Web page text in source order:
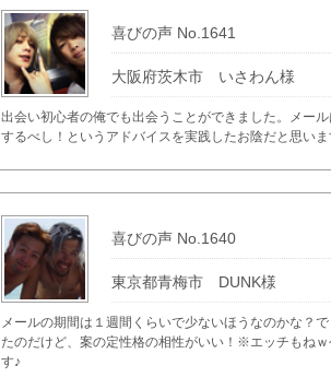
喜びの声 No.1641
大阪府茨木市 いさわん様
出会い初心者の俺でも出会うことができました。メー
するべし！というアドバイスを実践したお陰だと思いま
喜びの声 No.1640
東京都青梅市 DUNK様
メールの期間は１週間くらいで少ないほうなのかな？
たのだけど、案の定性格の相性がいい！※エッチもね
す♪